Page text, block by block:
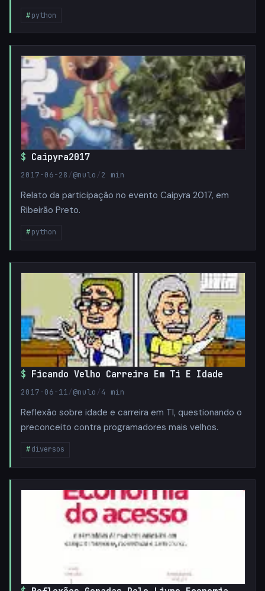
python
Caipyra2017
2017-06-28 /@nulo /2 min
Relato da participação no evento Caipyra 2017, em
Ribeirão Preto.
python
Ficando Velho Carreira Em Ti E Idade
2017-06-11/@nulo /4 min
Reflexão sobre idade e carreira em TI, questionando o
preconceito contra programadores mais velhos.
diversos